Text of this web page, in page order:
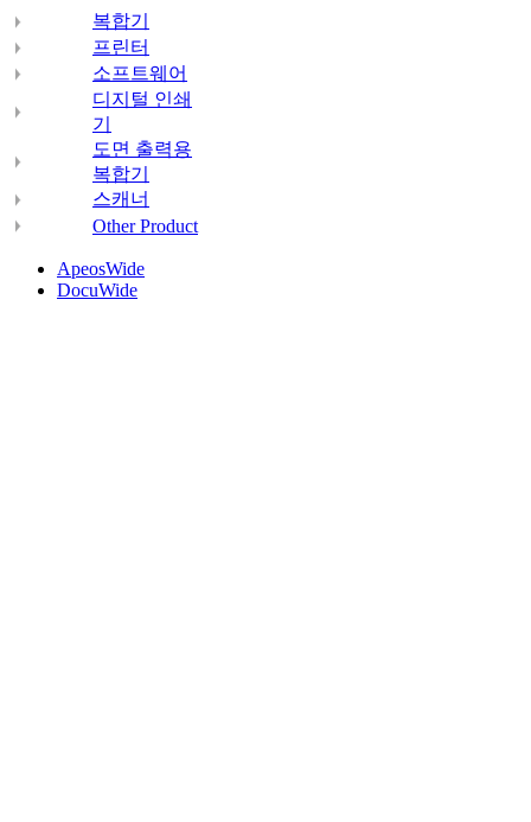
복합기
프린터
소프트웨어
디지털 인쇄
기
도면 출력용
복합기
스캐너
Other Product
ApeosWide
DocuWide